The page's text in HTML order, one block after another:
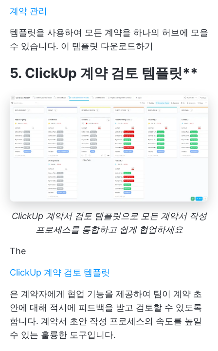
계약 관리
템플릿을 사용하여 모든 계약을 하나의 허브에 모을
수 있습니다. 이 템플릿 다운로드하기
5. ClickUp 계약 검토 템플릿**
ClickUp 계약서 검토 템플릿으로 모든 계약서 작성
프로세스를 통합하고 쉽게 협업하세요
The
ClickUp 계약 검토 템플릿
은 계약자에게 협업 기능을 제공하여 팀이 계약 초
안에 대해 적시에 피드백을 받고 검토할 수 있도록
합니다. 계약서 초안 작성 프로세스의 속도를 높일
수 있는 훌륭한 도구입니다.